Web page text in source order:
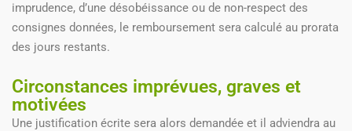
imprudence, d’une désobéissance ou de non-respect des
consignes données, le remboursement sera calculé au prorata
des jours restants.
Circonstances imprévues, graves et
motivées
Une justification écrite sera alors demandée et il adviendra au